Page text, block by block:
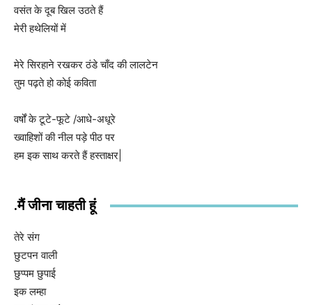
वसंत के दूब खिल उठते हैं
मेरी हथेलियों में
मेरे सिरहाने रखकर ठंडे चाँद की लालटेन
तुम पढ़ते हो कोई कविता
वर्षों के टूटे-फूटे /आधे-अधूरे
ख्वाहिशों की नील पड़े पीठ पर
हम इक साथ करते हैं हस्ताक्षर|
.मैं जीना चाहती हूं
तेरे संग
छुटपन वाली
छुप्पम छुपाई
इक लम्हा